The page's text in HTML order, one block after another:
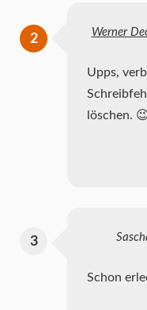
Werner
Upps,
löschen.
Schon